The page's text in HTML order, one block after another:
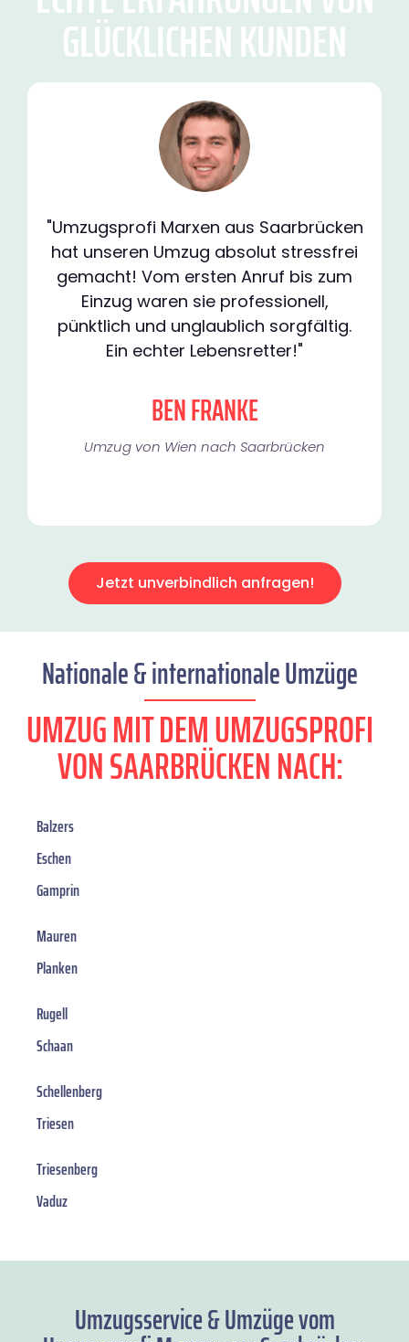
GLÜCKLICHEN KUNDEN
"Umzugsprofi Marxen aus Saarbrücken
hat unseren Umzug absolut stressfrei
gemacht! Vom ersten Anruf bis zum
Einzug waren sie professionell,
pünktlich und unglaublich sorgfältig.
Ein echter Lebensretter!"
BEN FRANKE
Umzug von Wien nach Saarbrücken
Jetzt unverbindlich anfragen!
Nationale & internationale Umzüge
UMZUG MIT DEM UMZUGSPROFI
VON SAARBRÜCKEN NACH:
Balzers
Eschen
Gamprin
Mauren
Planken
Rugell
Schaan
Schellenberg
Triesen
Triesenberg
Vaduz
Umzugsservice & Umzüge vom